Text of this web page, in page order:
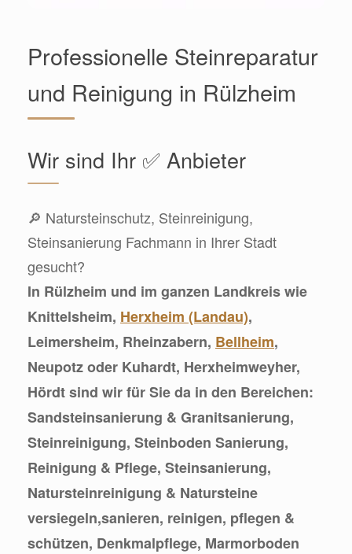
Professionelle Steinreparatur
und Reinigung in Rülzheim
Wir sind Ihr ✅ Anbieter
🔎 Natursteinschutz, Steinreinigung,
Steinsanierung Fachmann in Ihrer Stadt
gesucht?
In Rülzheim und im ganzen Landkreis wie
Knittelsheim, Herxheim (Landau),
Leimersheim, Rheinzabern, Bellheim,
Neupotz oder Kuhardt, Herxheimweyher,
Hördt sind wir für Sie da in den Bereichen:
Sandsteinsanierung & Granitsanierung,
Steinreinigung, Steinboden Sanierung,
Reinigung & Pflege, Steinsanierung,
Natursteinreinigung & Natursteine
versiegeln,sanieren, reinigen, pflegen &
schützen, Denkmalpflege, Marmorboden